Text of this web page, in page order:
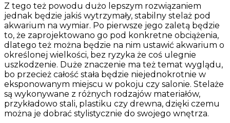
Z tego też powodu dużo lepszym rozwiązaniem
jednak będzie jakiś wytrzymały, stabilny stelaż pod
akwarium na wymiar. Po pierwsze jego zaletą będzie
to, że zaprojektowano go pod konkretne obciążenia,
dlatego też można będzie na nim ustawić akwarium o
określonej wielkości, bez ryzyka że coś ulegnie
uszkodzenie. Duże znaczenie ma też temat wyglądu,
bo przecież całość stała będzie niejednokrotnie w
eksponowanym miejscu w pokoju czy salonie. Stelaże
są wykonywane z różnych rodzajów materiałów,
przykładowo stali, plastiku czy drewna, dzięki czemu
można je dobrać stylistycznie do swojego wnętrza.